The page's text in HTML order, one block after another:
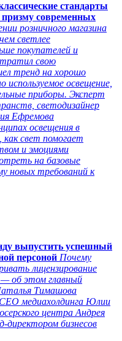
стандарты
призму современных
розничного магазина
светлее
покупателей и
свою
тренд на хорошо
освещение,
приборы. Эксперт
светодизайнер
Ефремова
освещения в
свет помогает
и эмоциями
на базовые
новых требований к
выпустить успешный
персоной Почему
лицензирование
об этом главный
Тимашова
СЕО медиахолдинга Юлии
центра Андрея
директором бизнесов